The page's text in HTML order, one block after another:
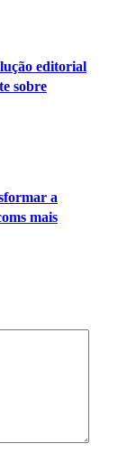
editorial
sobre
a
mais